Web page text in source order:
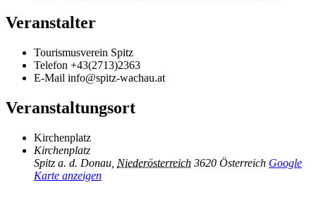
Veranstalter
Tourismusverein Spitz
Telefon +43(2713)2363
E-Mail info@spitz-wachau.at
Veranstaltungsort
Kirchenplatz
Kirchenplatz
Spitz a. d. Donau Niederösterreich 3620 Österreich Google
Karte anzeigen